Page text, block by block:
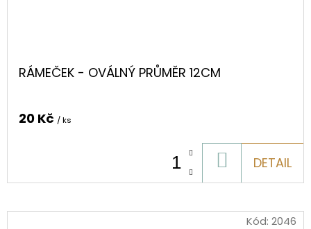
RÁMEČEK - OVÁLNÝ PRŮMĚR 12CM
20 Kč / ks
KOŠÍKU
DETAIL
Kód: 2046